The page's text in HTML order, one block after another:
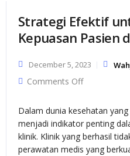
Strategi Efektif
Kepuasan Pasien
December 5, 2023
Comments Offon Strategi
Dalam dunia kesehatan
menjadi indikator penting
klinik. Klinik yang berhasil
perawatan medis yang